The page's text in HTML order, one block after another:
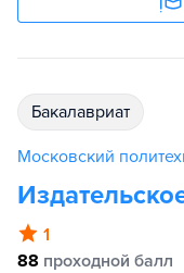
бакалавриат
Московский
1
88 проходной балл